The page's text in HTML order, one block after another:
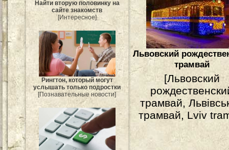
Найти вторую половинку на
сайте знакомств
[Интересное]
Рингтон, который могут
услышать только подростки
[Познавательные новости]
Львовский
трамвай
[Львовский
трамвай,
трамвай, Lviv